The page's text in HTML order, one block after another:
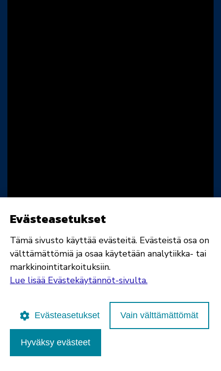
Evästeasetukset
Tämä sivusto käyttää evästeitä. Evästeistä osa on
välttämättömiä ja osaa käytetään analytiikka- tai
markkinointitarkoituksiin.
Lue lisää Evästekäytännöt-sivulta.
Evästeasetukset Vain välttämättömät
Hyväksy evästeet